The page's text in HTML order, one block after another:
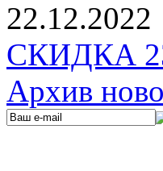
22.12.2022
СКИДКА
Архив